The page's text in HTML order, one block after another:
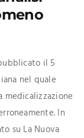
il 5
nel quale
medicalizzazione
In
su La Nuova